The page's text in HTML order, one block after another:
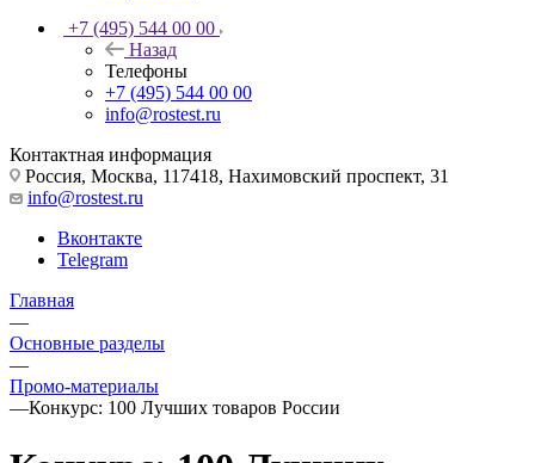
+7 (495) 544 00 00
Назад
Телефоны
+7 (495) 544 00 00
info@rostest.ru
Контактная информация
Россия, Москва, 117418, Нахимовский проспект, 31
info@rostest.ru
Вконтакте
Telegram
Главная
—
Основные разделы
—
Промо-материалы
—Конкурс: 100 Лучших товаров России